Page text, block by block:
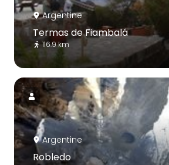
Argentine
Termas de Fiambalá
116.9 km
Argentine
Robledo